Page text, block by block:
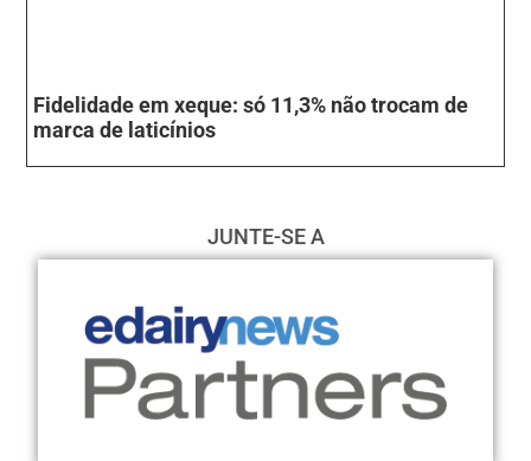
Fidelidade em xeque: só 11,3% não trocam de
marca de laticínios
JUNTE-SE A